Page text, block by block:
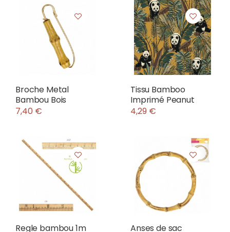
Broche Metal
Bambou Bois
7,40 €
Tissu Bamboo
Imprimé Peanut
4,29 €
Regle bambou 1m Anses de sac